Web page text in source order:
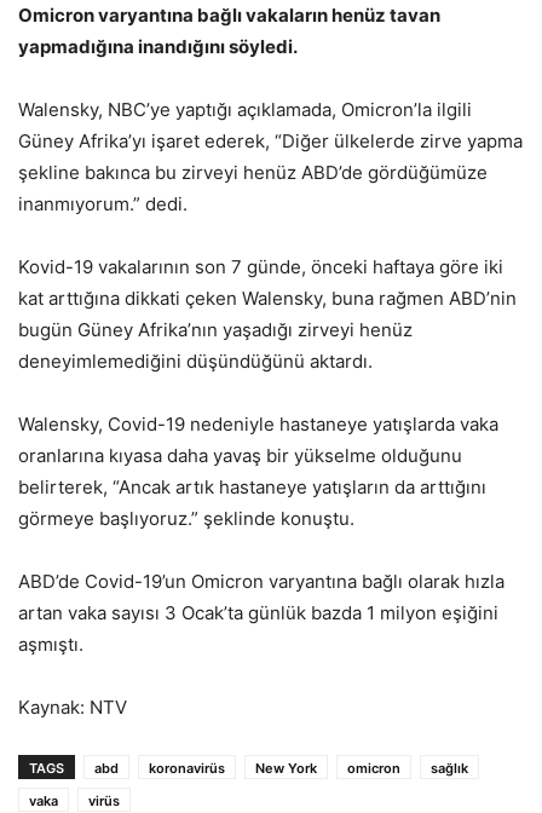
Omicron varyantına bağlı vakaların henüz tavan
yapmadığına inandığını söyledi.
Walensky, NBC’ye yaptığı açıklamada, Omicron’la ilgili
Güney Afrika’yı işaret ederek, “Diğer ülkelerde zirve yapma
şekline bakınca bu zirveyi henüz ABD’de gördüğümüze
inanmıyorum.” dedi.
Kovid-19 vakalarının son 7 günde, önceki haftaya göre iki
kat arttığına dikkati çeken Walensky, buna rağmen ABD’nin
bugün Güney Afrika’nın yaşadığı zirveyi henüz
deneyimlemediğini düşündüğünü aktardı.
Walensky, Covid-19 nedeniyle hastaneye yatışlarda vaka
oranlarına kıyasa daha yavaş bir yükselme olduğunu
belirterek, “Ancak artık hastaneye yatışların da arttığını
görmeye başlıyoruz.” şeklinde konuştu.
ABD’de Covid-19’un Omicron varyantına bağlı olarak hızla
artan vaka sayısı 3 Ocak’ta günlük bazda 1 milyon eşiğini
aşmıştı.
Kaynak: NTV
TAGS abd koronavirüs New York omicron
sağlık
vaka
virüs